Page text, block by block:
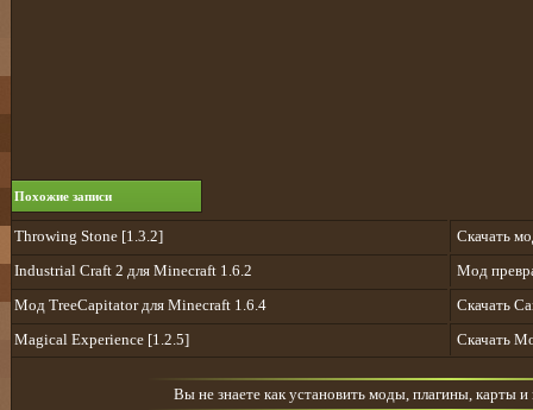
Похожие записи
Throwing Stone [1.3.2]
Скачать
Industrial Craft 2 для Minecraft 1.6.2
Мод
Мод TreeCapitator для Minecraft 1.6.4
Скачать
Magical Experience [1.2.5]
Скачать
Вы не знаете как установить моды, плагины, карты